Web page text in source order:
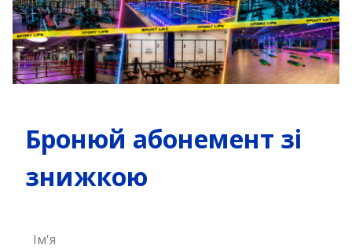
Бронюй абонемент зі
знижкою
Ім'я